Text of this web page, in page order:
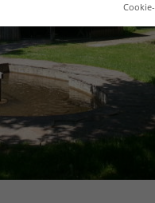
Sie unter 16 Jahre alt
geben möchten,
bitten.
verwenden Cookies und
von ihnen sind
Ihre Erfahrung zu
werden (z. B. IP-
Inhalte oder Anzeigen- und
Ihrer Daten